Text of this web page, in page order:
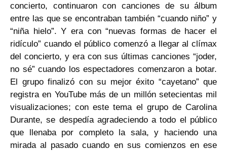
concierto, continuaron con canciones de su álbum
entre las que se encontraban también “cuando niño” y
“niña hielo”. Y era con “nuevas formas de hacer el
ridículo” cuando el público comenzó a llegar al clímax
del concierto, y era con sus últimas canciones “joder,
no sé” cuando los espectadores comenzaron a botar.
El grupo finalizó con su mejor éxito “cayetano” que
registra en YouTube más de un millón setecientas mil
visualizaciones; con este tema el grupo de Carolina
Durante, se despedía agradeciendo a todo el público
que llenaba por completo la sala, y haciendo una
mirada al pasado cuando en sus comienzos en ese